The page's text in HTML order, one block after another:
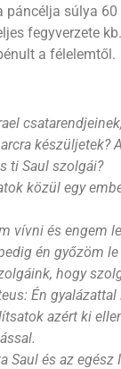
páncélja súlya
fegyverzete
a félelemtől.
készüljetek?
ti Saul szolgái?
közül egy
vívni és engem
én győzöm
hogy
Én
azért ki
Saul és az egész